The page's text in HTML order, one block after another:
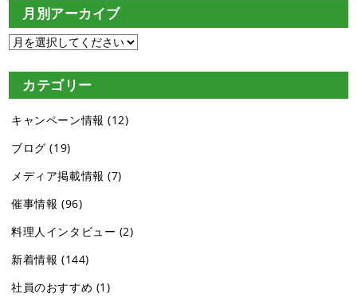
月別アーカイブ
カテゴリー
キャンペーン情報 (12)
ブログ (19)
メディア掲載情報 (7)
催事情報 (96)
料理人インタビュー (2)
新着情報 (144)
社員のおすすめ (1)